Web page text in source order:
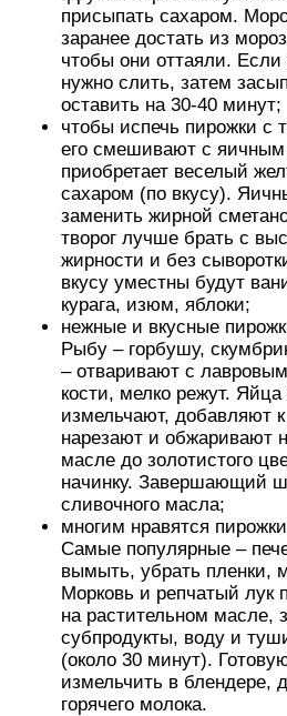
присыпать сахаром.
заранее достать из
чтобы они оттаяли. Если
нужно слить, затем
оставить на 30-40 минут;
чтобы испечь пирожки с
его смешивают с яичным
приобретает веселый
сахаром (по вкусу).
заменить жирной
творог лучше брать с
жирности и без
вкусу уместны будут
курага, изюм, яблоки;
нежные и вкусные
Рыбу – горбушу,
– отваривают с
кости, мелко режут.
измельчают, добавляют
нарезают и обжаривают
масле до золотистого
начинку. Завершающий
сливочного масла;
многим нравятся
Самые популярные –
вымыть, убрать пленки,
Морковь и репчатый лук
на растительном масле,
субпродукты, воду и
(около 30 минут).
измельчить в блендере,
горячего молока.